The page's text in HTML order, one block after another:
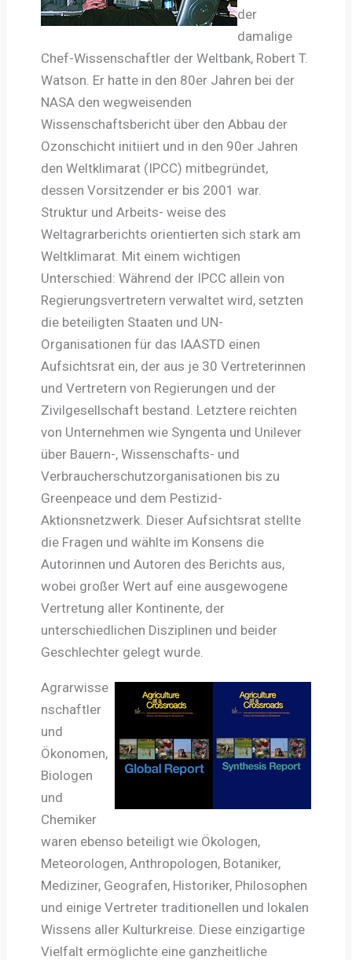
der
damalige
Chef-Wissenschaftler der Weltbank, Robert T.
Watson. Er hatte in den 80er Jahren bei der
NASA den wegweisenden
Wissenschaftsbericht über den Abbau der
Ozonschicht initiiert und in den 90er Jahren
den Weltklimarat (IPCC) mitbegründet,
dessen Vorsitzender er bis 2001 war.
Struktur und Arbeits- weise des
Weltagrarberichts orientierten sich stark am
Weltklimarat. Mit einem wichtigen
Unterschied: Während der IPCC allein von
Regierungsvertretern verwaltet wird, setzten
die beteiligten Staaten und UN-
Organisationen für das IAASTD einen
Aufsichtsrat ein, der aus je 30 Vertreterinnen
und Vertretern von Regierungen und der
Zivilgesellschaft bestand. Letztere reichten
von Unternehmen wie Syngenta und Unilever
über Bauern-, Wissenschafts- und
Verbraucherschutzorganisationen bis zu
Greenpeace und dem Pestizid-
Aktionsnetzwerk. Dieser Aufsichtsrat stellte
die Fragen und wählte im Konsens die
Autorinnen und Autoren des Berichts aus,
wobei großer Wert auf eine ausgewogene
Vertretung aller Kontinente, der
unterschiedlichen Disziplinen und beider
Geschlechter gelegt wurde.
Agrarwisse
nschaftler
und
Ökonomen,
Biologen
und
Chemiker
waren ebenso beteiligt wie Ökologen,
Meteorologen, Anthropologen, Botaniker,
Mediziner, Geografen, Historiker, Philosophen
und einige Vertreter traditionellen und lokalen
Wissens aller Kulturkreise. Diese einzigartige
Vielfalt ermöglichte eine ganzheitliche